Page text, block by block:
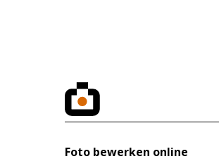
Foto bewerken online